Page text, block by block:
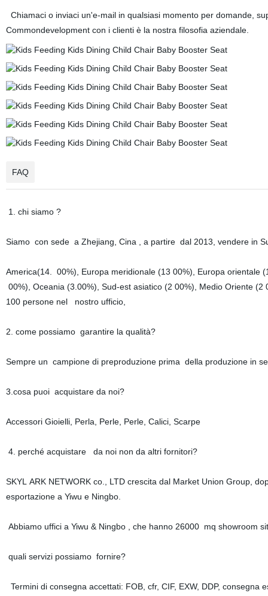
Chiamaci o inviaci un'e-mail in qualsiasi momento per domande,
Commondevelopment con i clienti è la nostra filosofia aziendale.
FAQ
1. chi siamo ?
Siamo con sede a Zhejiang, Cina , a partire dal 2013, vendere in
America(14. 00%), Europa meridionale (13 00%), Europa orientale
00%), Oceania (3.00%), Sud-est asiatico (2 00%), Medio Oriente
100 persone nel nostro ufficio,
2. come possiamo garantire la qualità?
Sempre un campione di preproduzione prima della produzione in
3.cosa puoi acquistare da noi?
Accessori Gioielli, Perla, Perle, Perle, Calici, Scarpe
4. perché acquistare da noi non da altri fornitori?
SKYL ARK NETWORK co., LTD crescita dal Market Union Group,
esportazione a Yiwu e Ningbo.
Abbiamo uffici a Yiwu & Ningbo , che hanno 26000 mq showroom
quali servizi possiamo fornire?
Termini di consegna accettati: FOB, cfr, CIF, EXW, DDP, consegna